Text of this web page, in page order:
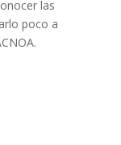
las
poco a